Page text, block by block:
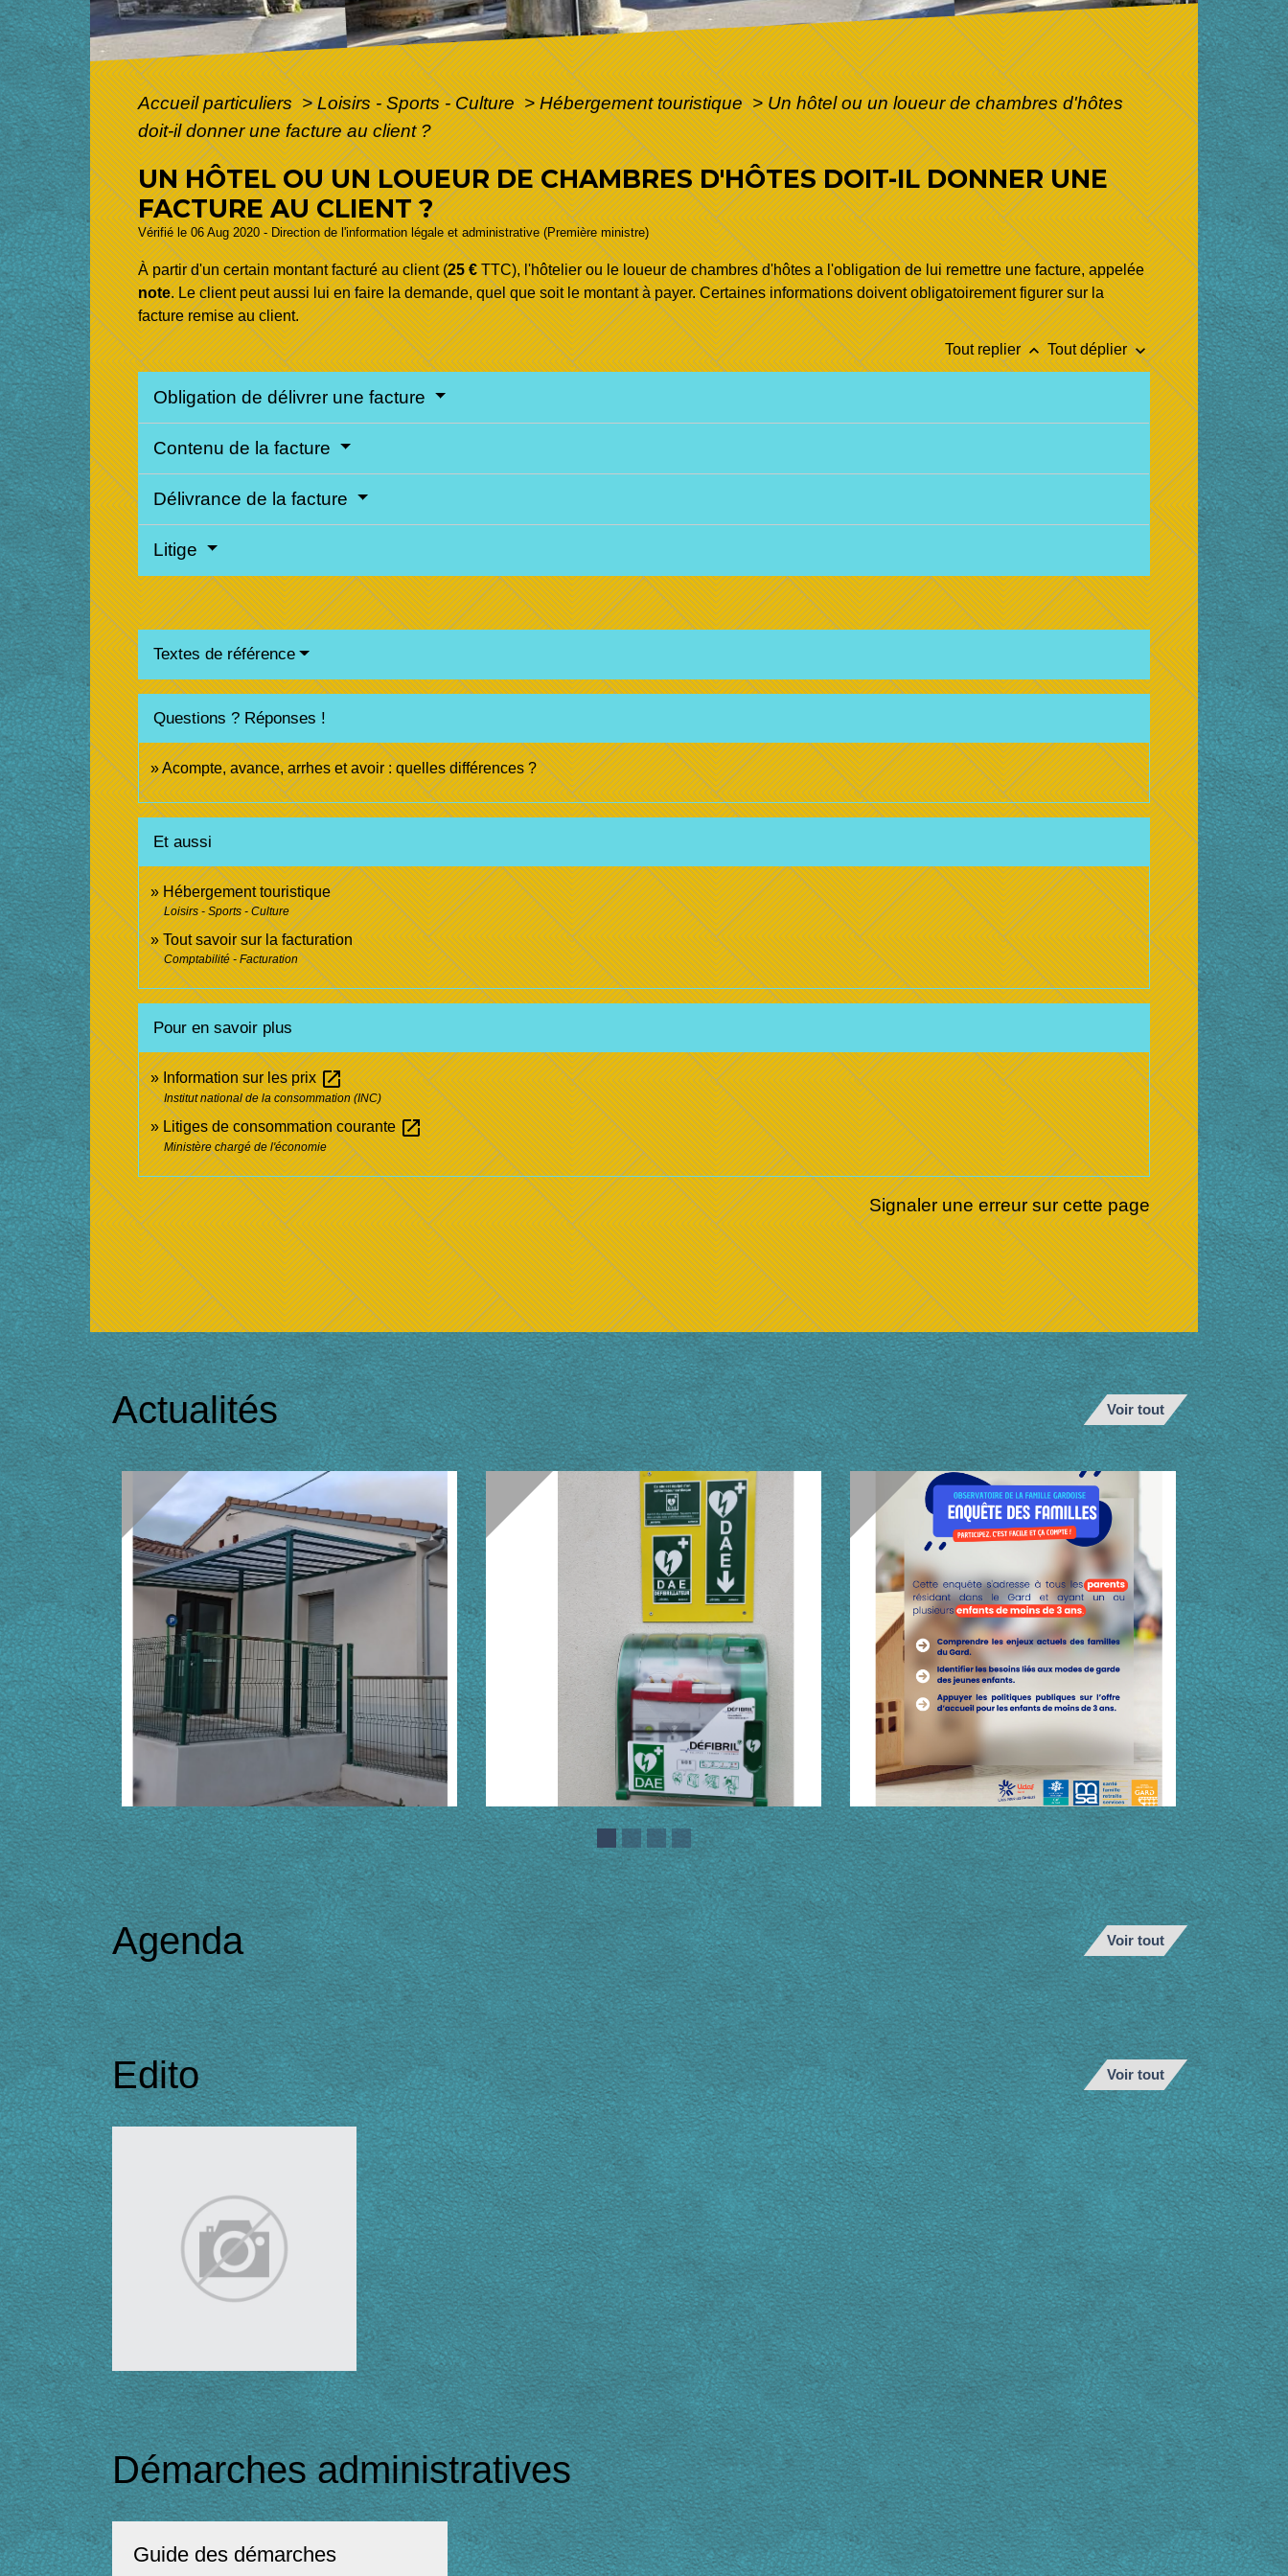
Accueil particuliers> Loisirs - Sports - Culture> Hébergement touristique> Un hôtel ou un loueur de chambres d'hôtes
doit-il donner une facture au client ?
UN HÔTEL OU UN LOUEUR DE CHAMBRES D'HÔTES DOIT-IL DONNER UNE
FACTURE AU CLIENT ?
Vérifié le 06 Aug 2020 - Direction de l'information légale et administrative (Première ministre)
À partir d'un certain montant facturé au client (25 €TTC), l'hôtelier ou le loueur de chambres d'hôtes a l'obligation de lui remettre une facture, appelée
note. Le client peut aussi lui en faire la demande, quel que soit le montant à payer. Certaines informations doivent obligatoirement figurer sur la
facture remise au client.
Tout replierkeyboard_arrow_up Tout déplierkeyboard_arrow_down
Obligation de délivrer une facture
Contenu de la facture
Délivrance de la facture
Litige
Textes de référence
Questions ? Réponses !
Acompte, avance, arrhes et avoir : quelles différences ?
Et aussi
Hébergement touristique
Loisirs - Sports - Culture
Tout savoir sur la facturation
Comptabilité - Facturation
Pour en savoir plus
Information sur les prixopen_in_new
Institut national de la consommation (INC)
Litiges de consommation couranteopen_in_new
Ministère chargé de l'économie
Signaler une erreur sur cette page
Actualités Voir tout
Agenda Voir tout
Edito Voir tout
Démarches administratives
Guide des démarches